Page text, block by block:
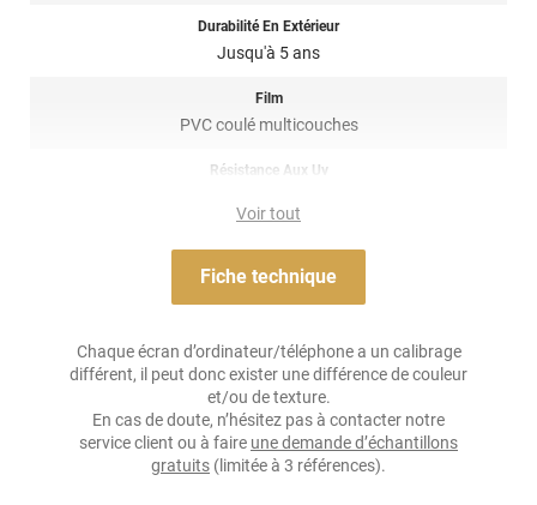
Durabilité En Extérieur
Jusqu'à 5 ans
Film
PVC coulé multicouches
Résistance Aux Uv
Acrylique solvant, sensible à la pression, repositionnable
Épaisseur
100 µ
Température D'application
Voir tout
Fiche technique
Chaque écran d’ordinateur/téléphone a un calibrage
différent, il peut donc exister une différence de couleur
et/ou de texture.
En cas de doute, n’hésitez pas à contacter notre
service client ou à faire une demande d’échantillons
gratuits (limitée à 3 références).